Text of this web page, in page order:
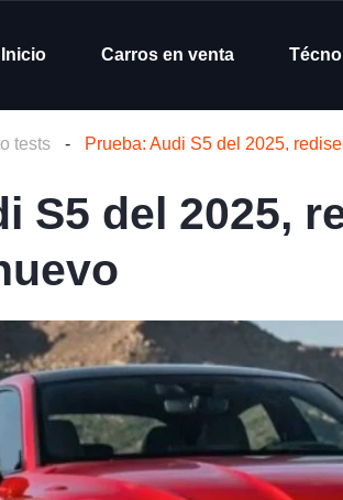
Inicio Carros en venta
tests - Prueba: Audi S5 del 2025,
S5 del 2025,